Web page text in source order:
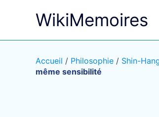
WikiMemoires
Accueil / Philosophie / Shin-
même sensibilité